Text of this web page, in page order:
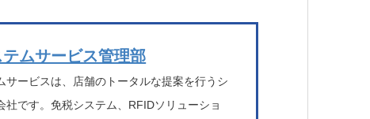
ムサービス管理部
サービスは、店舗のトータルな提案を行うシ
社です。免税システム、RFIDソリューショ